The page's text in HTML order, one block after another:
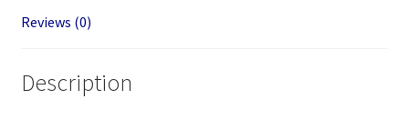
Reviews (0)
Description